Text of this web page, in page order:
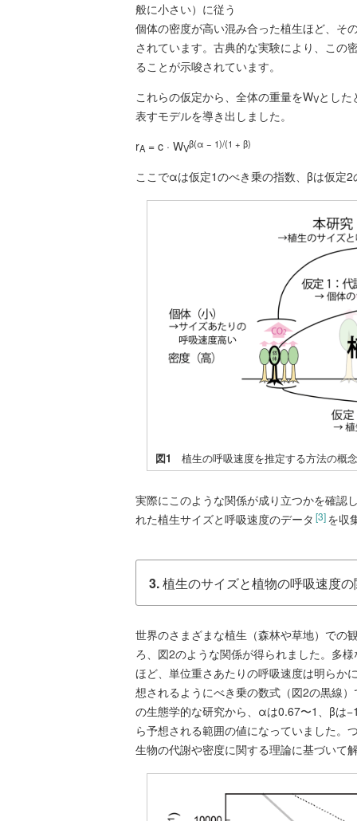
般に小さい）に従う
個体の密度が高い混み合った植生ほど、そ
されています。古典的な実験により、この
ることが示唆されています。
これらの仮定から、全体の重量をWVとした
表すモデルを導き出しました。
rA = c · WVβ(α − 1)/(1 + β)
ここでαは仮定1のべき乗の指数、βは仮定
図1 植生の呼吸速度を推定する方法の概
実際にこのような関係が成り立つかを確認
れた植生サイズと呼吸速度のデータ [3]を収
3.植生のサイズと植物の呼吸速度
世界のさまざまな植生（森林や草地）での
ろ、図2のような関係が得られました。多
ほど、単位重さあたりの呼吸速度は明らか
想されるようにべき乗の数式（図2の黒線
の生態学的な研究から、αは0.67〜1、βは
ら予想される範囲の値になっていました。
生物の代謝や密度に関する理論に基づいて